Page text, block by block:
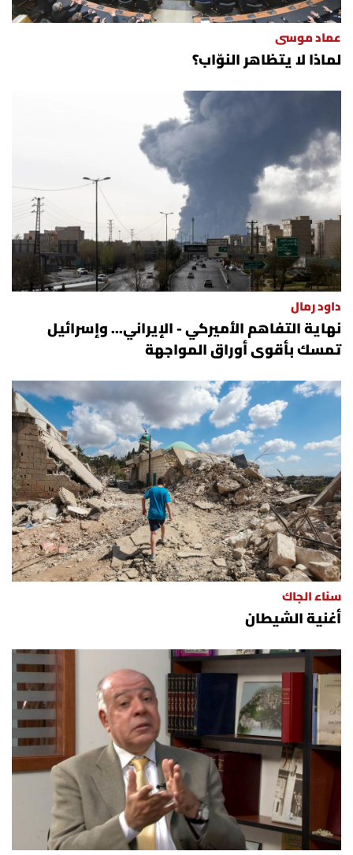
عماد موسى
لماذا لا يتظاهر النوّاب؟
داود رمال
نهاية التفاهم الأميركي - الإيراني... وإسرائيل
تمسك بأقوى أوراق المواجهة
سناء الجاك
أغنية الشيطان